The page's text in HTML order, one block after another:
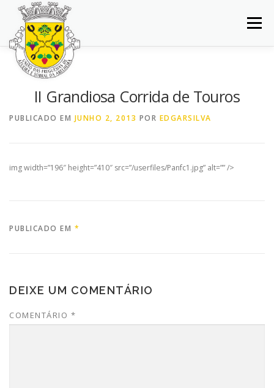
Saltar
conteúdo
Menu
INÍCIO JUNTA DE FREGUESIA
BALCÃO VIRTUAL NOTÍCIAS MAPA
II Grandiosa Corrida de Touros
PUBLICADO EM JUNHO 2, 2013 POR EDGARSILVA
img width=”196″ height=”410″ src=”/userfiles/Panfc1.jpg” alt=”” />
PUBLICADO EM *
DEIXE UM COMENTÁRIO
COMENTÁRIO *